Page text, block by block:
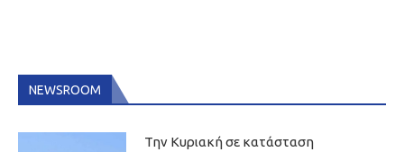
NEWSROOM
Την Κυριακή σε κατάσταση